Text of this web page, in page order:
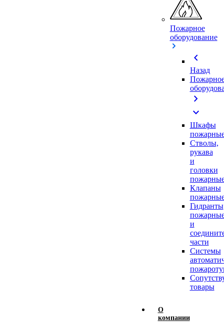
Пожарное
оборудование
chevron_left
Назад
chevron_right
expand_more
Шкафы
Стволы,
рукава
и
головки
Клапаны
Гидранты
и
части
Системы
товары
О
компании